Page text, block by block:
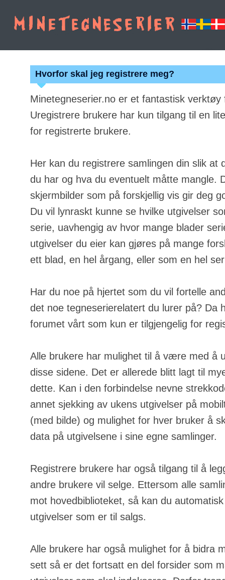
Hvorfor skal jeg registrere meg?
Minetegneserier.no er et fantastisk
Uregistrere brukere har kun tilgang til en
for registrerte brukere.
Her kan du registrere samlingen din slik at
du har og hva du eventuelt måtte mangle.
skjermbilder som på forskjellig vis gir deg
Du vil lynraskt kunne se hvilke utgivelser
serie, uavhengig av hvor mange blader
utgivelser du eier kan gjøres på mange
ett blad, en hel årgang, eller som en hel
Har du noe på hjertet som du vil fortelle
det noe tegneserierelatert du lurer på? Da
forumet vårt som kun er tilgjengelig for
Alle brukere har mulighet til å være med å
disse sidene. Det er allerede blitt lagt til
dette. Kan i den forbindelse nevne
annet sjekking av ukens utgivelser på
(med bilde) og mulighet for hver bruker å
data på utgivelsene i sine egne samlinger.
Registrere brukere har også tilgang til å
andre brukere vil selge. Ettersom alle
mot hovedbiblioteket, så kan du
utgivelser som er til salgs.
Alle brukere har også mulighet for å bidra
sett så er det fortsatt en del forsider som